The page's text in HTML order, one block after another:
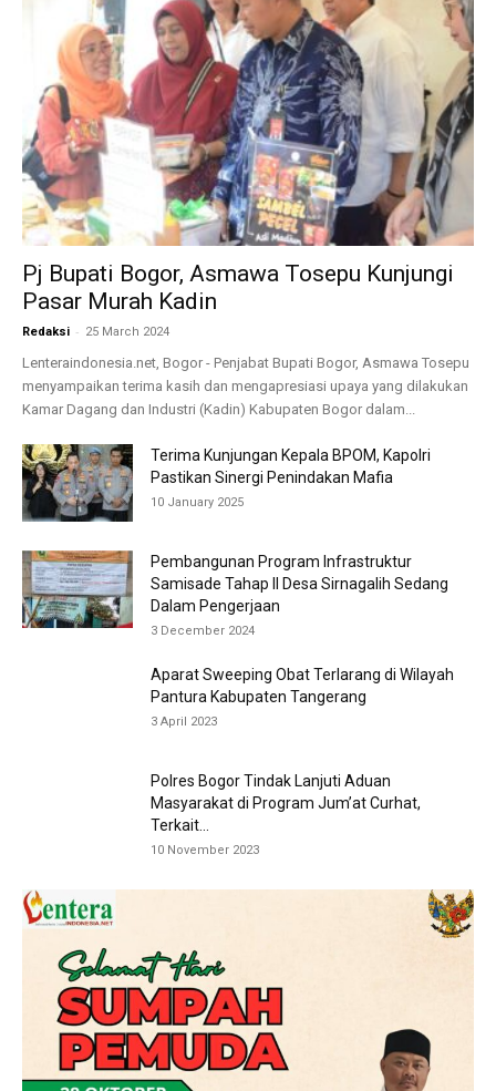
Pj Bupati Bogor, Asmawa Tosepu Kunjungi
Pasar Murah Kadin
Redaksi - 25 March 2024
Lenteraindonesia.net, Bogor - Penjabat Bupati Bogor, Asmawa Tosepu
menyampaikan terima kasih dan mengapresiasi upaya yang dilakukan
Kamar Dagang dan Industri (Kadin) Kabupaten Bogor dalam...
Terima Kunjungan Kepala BPOM, Kapolri
Pastikan Sinergi Penindakan Mafia
10 January 2025
Pembangunan Program Infrastruktur
Samisade Tahap II Desa Sirnagalih Sedang
Dalam Pengerjaan
3 December 2024
Aparat Sweeping Obat Terlarang di Wilayah
Pantura Kabupaten Tangerang
3 April 2023
Polres Bogor Tindak Lanjuti Aduan
Masyarakat di Program Jum’at Curhat,
Terkait...
10 November 2023